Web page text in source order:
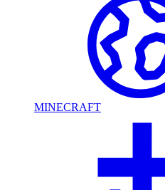
MINECRAFT